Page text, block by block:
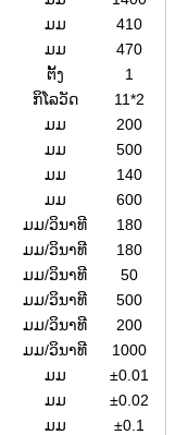
ມມ
410
ມມ
470
ຕັ້ງ
1
ກິໂລວັດ
11*2
ມມ
200
ມມ
500
ມມ
140
ມມ
600
ມມ/ວິນາທີ
180
ມມ/ວິນາທີ
180
ມມ/ວິນາທີ
50
ມມ/ວິນາທີ
500
ມມ/ວິນາທີ
200
ມມ/ວິນາທີ
1000
ມມ
±0.01
ມມ
±0.02
ມມ
±0.1